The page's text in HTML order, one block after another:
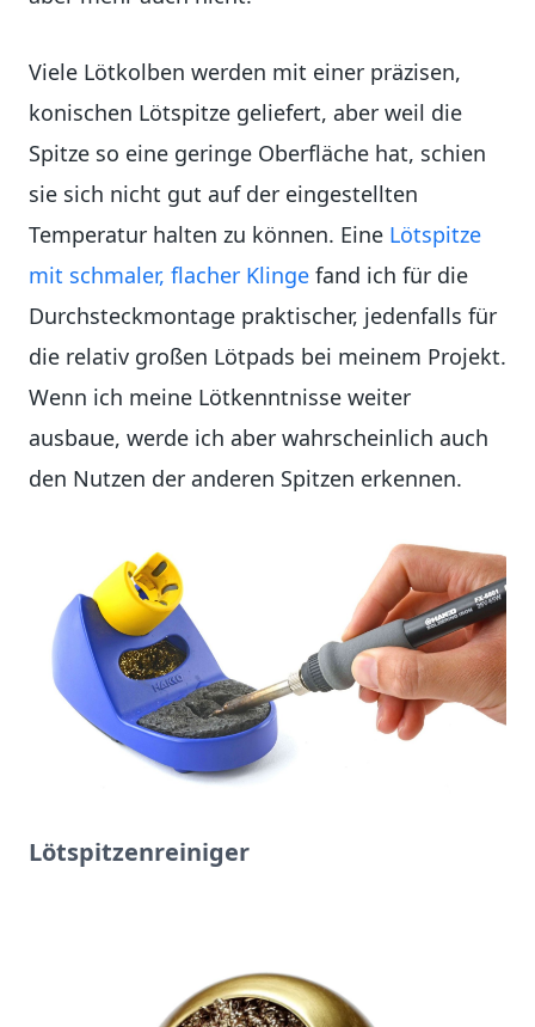
Viele Lötkolben werden mit einer präzisen,
konischen Lötspitze geliefert, aber weil die
Spitze so eine geringe Oberfläche hat, schien
sie sich nicht gut auf der eingestellten
Temperatur halten zu können. Eine Lötspitze
mit schmaler, flacher Klinge fand ich für die
Durchsteckmontage praktischer, jedenfalls für
die relativ großen Lötpads bei meinem Projekt.
Wenn ich meine Lötkenntnisse weiter
ausbaue, werde ich aber wahrscheinlich auch
den Nutzen der anderen Spitzen erkennen.
Lötspitzenreiniger